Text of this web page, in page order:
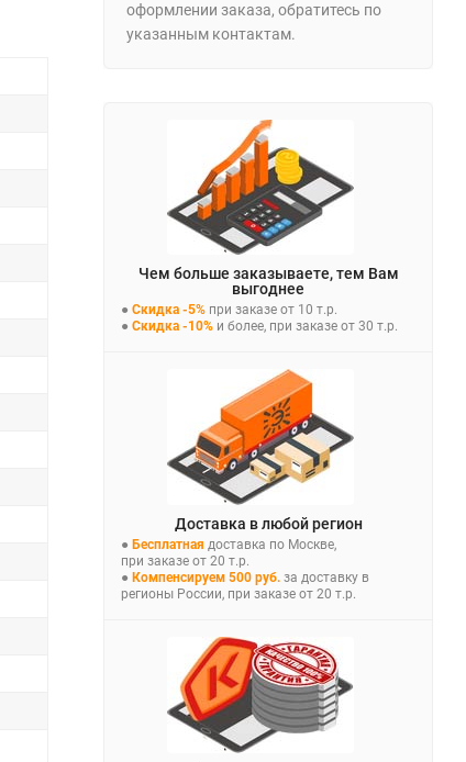
оформлении заказа, обратитесь по
указанным контактам.
Чем больше заказываете, тем Вам
выгоднее
● Скидка -5% при заказе от 10 т.р.
● Скидка -10% и более, при заказе от 30 т.р.
Доставка в любой регион
● Бесплатная доставка по Москве,
при заказе от 20 т.р.
● Компенсируем 500 руб. за доставку в
регионы России, при заказе от 20 т.р.